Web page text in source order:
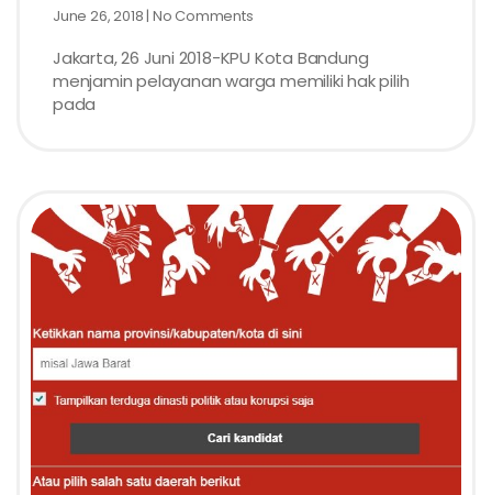
June 26, 2018 No Comments
Jakarta, 26 Juni 2018-KPU Kota Bandung
menjamin pelayanan warga memiliki hak pilih
pada